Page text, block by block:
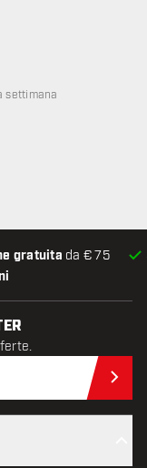
gratuita da € 75
disponibile
settimana
clienti non disponibile